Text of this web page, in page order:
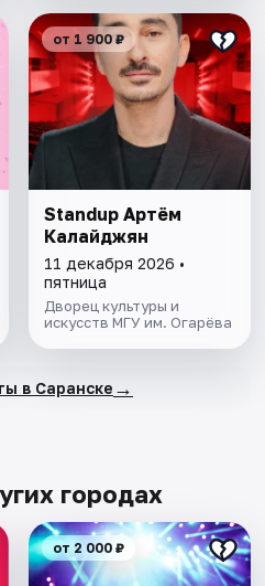
от 1 900 ₽
Standup Артём
Калайджян
11 декабря 2026 •
пятница
Дворец культуры и
искусств МГУ им. Огарёва
в Саранске →
городах
от 2 000 ₽